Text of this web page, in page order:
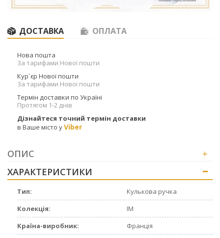
ДОСТАВКА ОПЛАТА
Нова пошта
За тарифами Нової пошти
Кур`єр Нової пошти
За тарифами Нової пошти
Термін доставки по Україні
Протягом 1-2 днів
Дізнайтеся точний термін доставки
в Ваше місто уViber
ОПИС
+
ХАРАКТЕРИСТИКИ
Тип:
Кулькова ручка
Колекція:
IM
Країна-виробник:
Франція